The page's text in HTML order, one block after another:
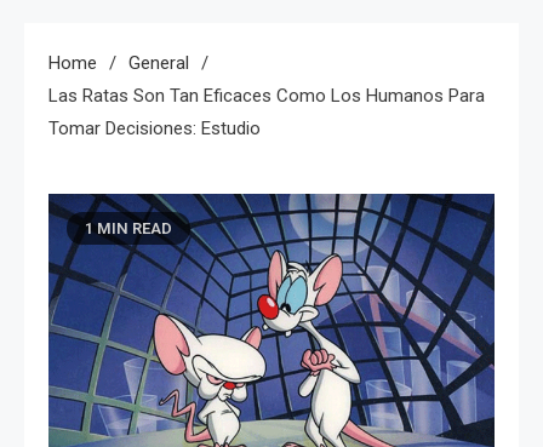
Home
General
Las Ratas Son Tan Eficaces Como Los Humanos Para
Tomar Decisiones: Estudio
1 MIN READ